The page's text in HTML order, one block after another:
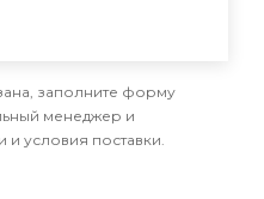
заполните форму
менеджер и
и условия поставки.